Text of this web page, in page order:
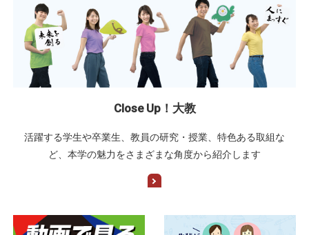
Close Up！大教
活躍する学生や卒業生、教員の研究・授業、特色ある取組な
ど、本学の魅力をさまざまな角度から紹介します